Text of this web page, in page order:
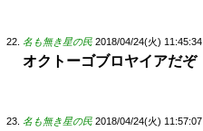
名も無き星の民 2018/04/24(火) 11:45:34
オクトーゴブロヤイアだぞ
名も無き星の民 2018/04/24(火) 11:57:07